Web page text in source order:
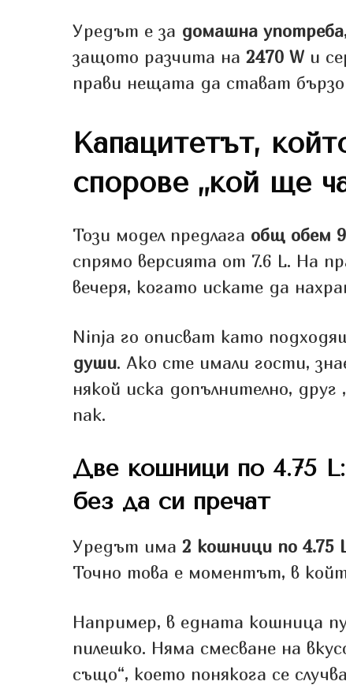
Уредът е за домашна употреба
защото разчита на 2470 W и
прави нещата да стават
Капацитетът,
спорове „кой ще
Този модел предлага общ обем
спрямо версията от 7.6 L. На
вечеря, когато искате да
Ninja го описват като
души. Ако сте имали гости,
някой иска допълнително, друг
пак.
Две кошници по 4.75
без да си пречат
Уредът има 2 кошници по 4.75
Точно това е моментът, в
Например, в едната кошница
пилешко. Няма смесване на
също“, което понякога се